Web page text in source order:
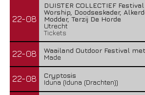
22-08
DUISTER COLLECTIEF
Worship, Doodseskader,
Modder, Terzij De Horde
Utrecht
Tickets
22-08
Waailand Outdoor Festival
Made
22-08
Cryptosis
Iduna (Iduna (Drachten))